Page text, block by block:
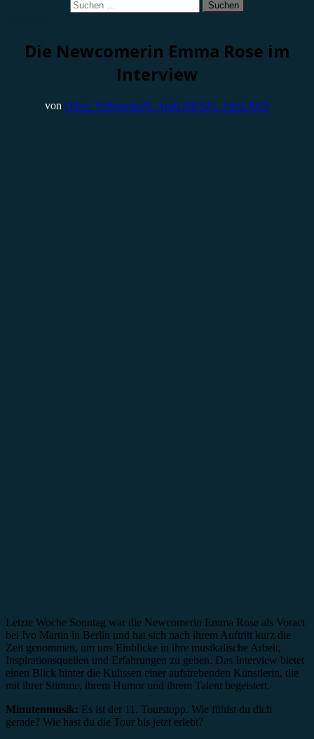
Suchen
nach:
Die Newcomerin Emma Rose im
Interview
von Olivia Volkmann20. April 202525. April 2025
Letzte Woche Sonntag war die Newcomerin Emma Rose als Voract
bei Ivo Martin in Berlin und hat sich nach ihrem Auftritt kurz die
Zeit genommen, um uns Einblicke in ihre musikalische Arbeit,
Inspirationsquellen und Erfahrungen zu geben. Das Interview bietet
einen Blick hinter die Kulissen einer aufstrebenden Künstlerin, die
mit ihrer Stimme, ihrem Humor und ihrem Talent begeistert.
Minutenmusik: Es ist der 11. Tourstopp. Wie fühlst du dich
gerade? Wie hast du die Tour bis jetzt erlebt?